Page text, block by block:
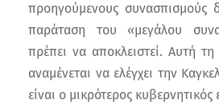
προηγούμενους συνασπισμούς
παράταση του «μεγάλου
πρέπει να αποκλειστεί. Αυτή
αναμένεται να ελέγχει την
είναι ο μικρότερος κυβερνητικός